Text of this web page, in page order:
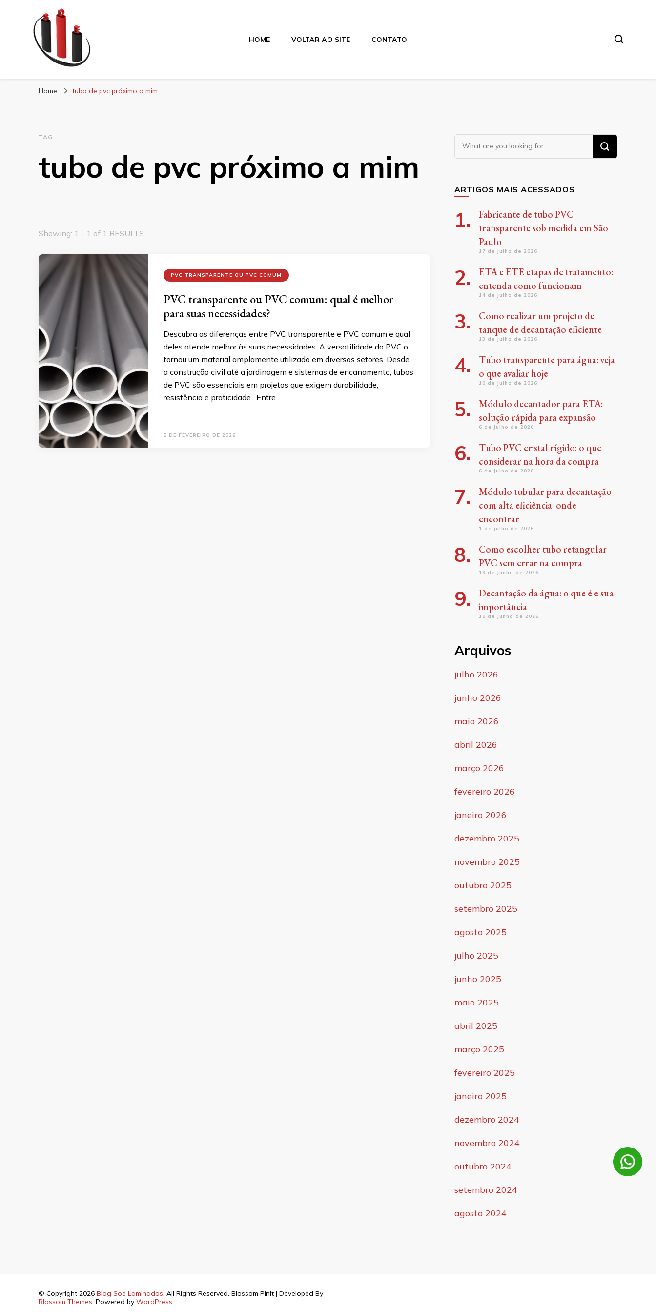
Blog Soe Laminados
HOME VOLTAR AO SITE CONTATO
Home tubo de pvc próximo a mim
TAG
tubo de pvc próximo a mim
Showing: 1 - 1 of 1 RESULTS
PVC TRANSPARENTE OU PVC COMUM
PVC transparente ou PVC comum: qual é melhor
para suas necessidades?
Descubra as diferenças entre PVC transparente e PVC comum e qual
deles atende melhor às suas necessidades. A versatilidade do PVC o
tornou um material amplamente utilizado em diversos setores. Desde
a construção civil até a jardinagem e sistemas de encanamento, tubos
de PVC são essenciais em projetos que exigem durabilidade,
resistência e praticidade. Entre …
5 DE FEVEREIRO DE 2026
Looking
for
ARTIGOS MAIS ACESSADOS
Fabricante de tubo PVC
transparente sob medida em São
Paulo
17 de julho de 2026
ETA e ETE etapas de tratamento:
entenda como funcionam
14 de julho de 2026
Como realizar um projeto de
tanque de decantação eficiente
13 de julho de 2026
Tubo transparente para água: veja
o que avaliar hoje
10 de julho de 2026
Módulo decantador para ETA:
solução rápida para expansão
6 de julho de 2026
Tubo PVC cristal rígido: o que
considerar na hora da compra
6 de julho de 2026
Módulo tubular para decantação
com alta eficiência: onde
encontrar
1 de julho de 2026
Como escolher tubo retangular
PVC sem errar na compra
19 de junho de 2026
Decantação da água: o que é e sua
importância
18 de junho de 2026
Arquivos
julho 2026
junho 2026
maio 2026
abril 2026
março 2026
fevereiro 2026
janeiro 2026
dezembro 2025
novembro 2025
outubro 2025
setembro 2025
agosto 2025
julho 2025
junho 2025
maio 2025
abril 2025
março 2025
fevereiro 2025
janeiro 2025
dezembro 2024
novembro 2024
outubro 2024
setembro 2024
agosto 2024
© Copyright 2026 Blog Soe Laminados. All Rights Reserved. Blossom PinIt | Developed By
Blossom Themes. Powered by WordPress .